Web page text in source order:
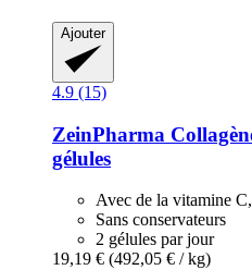
Ajouter
4.9 (15)
ZeinPharma
gélules
Avec de la vitamine
Sans conservateurs
2 gélules par jour
19,19 € (492,05 € / kg)